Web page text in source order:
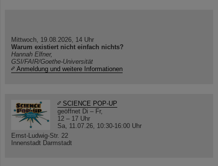
Mittwoch, 19.08.2026, 14 Uhr
Warum existiert nicht einfach nichts?
Hannah Elfner,
GSI/FAIR/Goethe-Universität
Anmeldung und weitere Informationen
SCIENCE POP-UP
geöffnet Di – Fr,
12 – 17 Uhr
Sa, 11.07.26, 10:30-16:00 Uhr
Ernst-Ludwig-Str. 22
Innenstadt Darmstadt